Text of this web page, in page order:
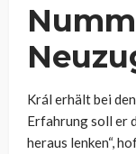
Král erhält bei
Erfahrung soll er
heraus lenken“,